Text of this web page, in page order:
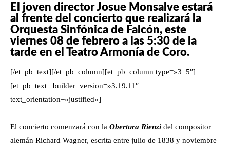
El joven director Josue Monsalve estará
al frente del concierto que realizará la
Orquesta Sinfónica de Falcón, este
viernes 08 de febrero a las 5:30 de la
tarde en el Teatro Armonía de Coro.
[/et_pb_text][/et_pb_column][et_pb_column type=»3_5″]
[et_pb_text _builder_version=»3.19.11″
text_orientation=»justified»]
El concierto comenzará con la Obertura Rienzi del compositor
alemán Richard Wagner, escrita entre julio de 1838 y noviembre